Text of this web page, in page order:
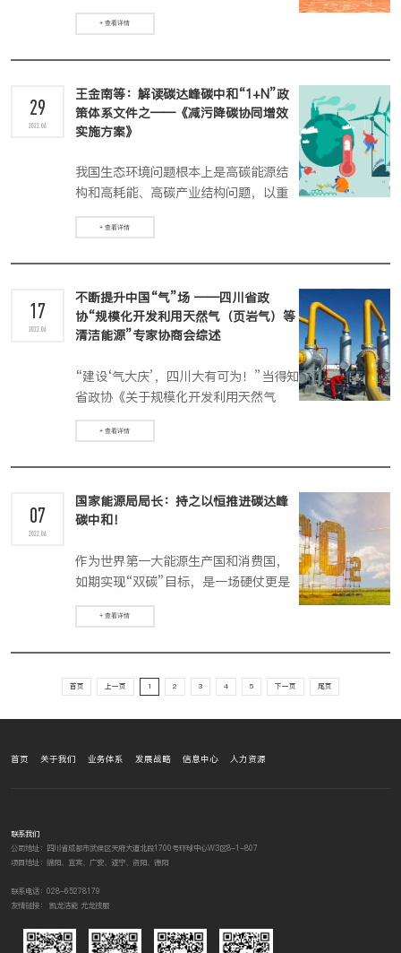
推进会。
+ 查看详情
29
2022.06
王金南等：解读碳达峰碳中和“1+N”政
策体系文件之——《减污降碳协同增效
实施方案》
我国生态环境问题根本上是高碳能源结
构和高耗能、高碳产业结构问题，以重
化工为主的产业结构、以煤为主的能源
结构、以柴油货车为主的交通运输结构
+ 查看详情
17
2022.06
不断提升中国“气”场 ——四川省政
协“规模化开发利用天然气（页岩气）等
清洁能源”专家协商会综述
“建设‘气大庆’，四川大有可为！”当得知
省政协《关于规模化开发利用天然气
（页岩气）等清洁能源的调研报告》获
得省委主要领导的批示肯定后，全程参
+ 查看详情
07
2022.06
国家能源局局长：持之以恒推进碳达峰
碳中和！
作为世界第一大能源生产国和消费国，
如期实现“双碳”目标，是一场硬仗更是
一场大考，必须实事求是、循序渐进、
持续发力，切实做好打持久战的思想准
+ 查看详情
首页 上一页 1 2 3 4 5 下一页 尾页
首页 关于我们 业务体系 发展战略 信息中心 人力资源
联系我们
公司地址：四川省成都市武侯区天府大道北段1700号环球中心W3区8-1-807
项目地址：绵阳、宜宾、广安、遂宁、资阳、德阳
联系电话：028-65278179
友情链接： 凯龙洁能 尤龙技服